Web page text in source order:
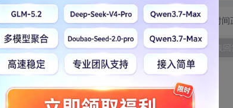
切换为时间
发表回